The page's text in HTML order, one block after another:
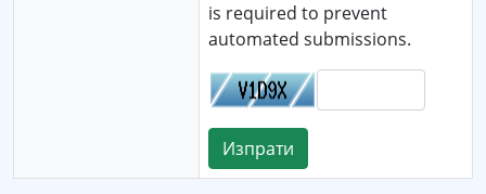
is required to prevent
automated submissions.
Изпрати